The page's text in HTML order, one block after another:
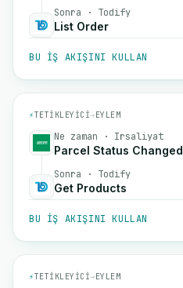
Sonra · Todify
List Order
BU IŞ AKIŞINI KULLAN
⚡TETIKLEYICI→EYLEM
Ne zaman · Irsaliyat
Parcel Status Changed
Sonra · Todify
Get Products
BU IŞ AKIŞINI KULLAN
⚡TETIKLEYICI→EYLEM